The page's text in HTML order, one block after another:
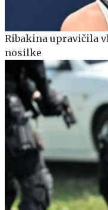
Ribakina upravičila
nosilke